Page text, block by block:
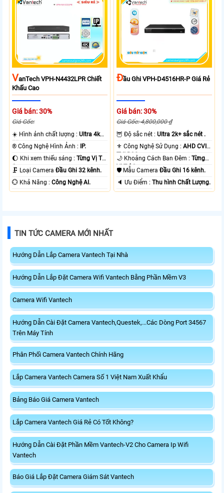
VAnTech VPH-N4432LPR Chiết
Khấu Cao
Giá bán: 30%
Giá Gốc:
☀️ Hình ảnh chất lượng :Ultra 4k
👍🏾 .
®️ Công Nghệ Hình Ảnh : IP.
🌔 Khi xem thiếu sáng :Từng Vị Trí
Camera .
🗜️ Loại CameraĐầu Ghi 32 kênh.
️💮 Khả Năng :Công Nghệ AI.
ĐẦu Ghi VPH-D4516HR-P Giá Rẻ
Giá bán: 30%
Giá Gốc: 4,800,000 ₫
🦉 Độ sắc nét :Ultra 2k+ sắc nét .
⚜️ Công Nghệ Sử Dụng :AHD CVI
TVI BCS.
🌙 Khoảng Cách Ban Đêm :Từng
Vị Trí Camera .
🛡 Mẫu CameraĐầu Ghi 16 kênh.
️🔈 Ưu Điểm :Thu hình Chất Lượng.
TIN TỨC CAMERA MỚI NHẤT
Hướng Dẫn Lắp Camera Vantech Tại Nhà
Hướng Dẫn Lắp Đặt Camera Wifi Vantech Bằng Phần Mềm V3
Camera Wifi Vantech
Hướng Dẫn Cài Đặt Camera Vantech,Questek,...Các Dòng Port 34567
Trên Máy Tính
Phân Phối Camera Vantech Chính Hãng
Lắp Camera Vantech Camera Số 1 Việt Nam Xuất Khẩu
Bảng Báo Giá Camera Vantech
Lắp Camera Vantech Giá Rẻ Có Tốt Không?
Hướng Dẫn Cài Đặt Phần Mềm Vantech-V2 Cho Camera Ip Wifi
Vantech
Báo Giá Lắp Đặt Camera Giám Sát Vantech